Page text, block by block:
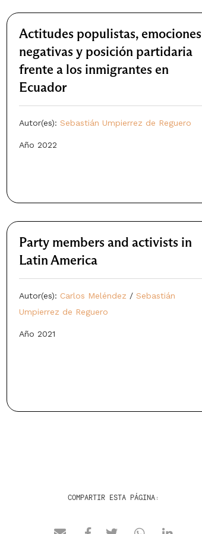
Actitudes populistas, emociones
negativas y posición partidaria
frente a los inmigrantes en
Ecuador
Autor(es): Sebastián Umpierrez de Reguero
Año 2022
Party members and activists in
Latin America
Autor(es): Carlos Meléndez / Sebastián
Umpierrez de Reguero
Año 2021
COMPARTIR ESTA PÁGINA: